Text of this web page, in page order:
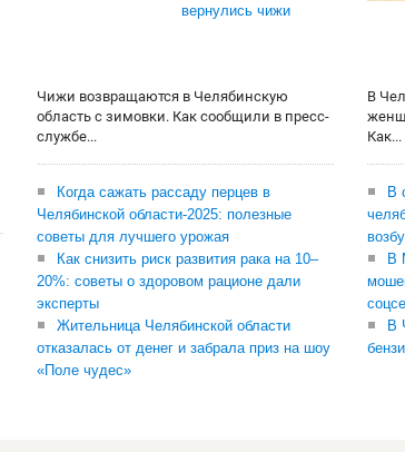
вернулись чижи
Чижи возвращаются в Челябинскую
область с зимовки. Как сообщили в пресс-
службе...
Когда сажать рассаду перцев в
Челябинской области-2025: полезные
советы для лучшего урожая
Как снизить риск развития рака на 10–
20%: советы о здоровом рационе дали
эксперты
Жительница Челябинской области
отказалась от денег и забрала приз на шоу
«Поле чудес»
В
Как...
В
В
В